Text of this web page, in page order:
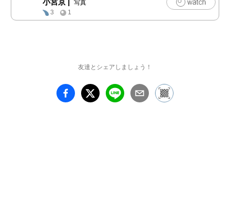
小宮京
写真
3
1
友達とシェアしましょう！